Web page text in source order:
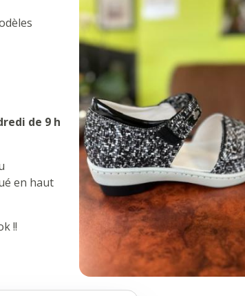
de 9 h
en haut
!!